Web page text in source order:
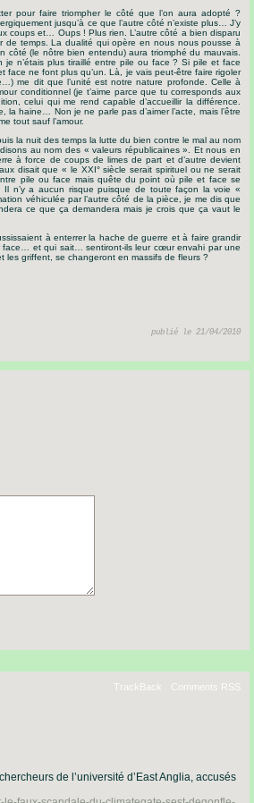
pour faire triompher le côté que l’on aura adopté ?
jusqu’à ce que l’autre côté n’existe plus… J’y
coups et… Oups ! Plus rien. L’autre côté a bien disparu
de temps. La dualité qui opère en nous nous pousse à
côté (le nôtre bien entendu) aura triomphé du mauvais.
je n’étais plus tiraillé entre pile ou face ? Si pile et face
face ne font plus qu’un. Là, je vais peut-être faire rigoler
me dit que l’unité est notre nature profonde. Celle à
conditionnel (je t’aime parce que tu corresponds aux
celui qui me rend capable d’accueillir la différence.
la haine… Non je ne parle pas d’aimer l’acte, mais l’être
tout sauf l’amour.
la nuit des temps la lutte du bien contre le mal au nom
au nom des « valeurs républicaines ». Et nous en
à force de coups de limes de part et d’autre devient
disait que « le XXI° siècle serait spirituel ou ne serait
pile ou face mais quête du point où pile et face se
Il n’y a aucun risque puisque de toute façon la voie «
véhiculée par l’autre côté de la pièce, je me dis que
ce que ça demandera mais je crois que ça vaut le
à enterrer la hache de guerre et à faire grandir
face… et qui sait… sentiront-ils leur cœur envahi par une
les griffent, se changeront en massifs de fleurs ?
publié le 21/04/2010
Comments RSS
TrackBack
de l’université d’East Anglia, accusés